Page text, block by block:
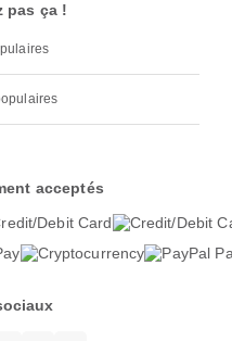
pas ça !
acceptés